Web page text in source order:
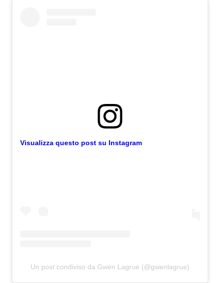
Visualizza questo post su Instagram
Un post condiviso da Gwen Lagrue (@gwenlagrue)